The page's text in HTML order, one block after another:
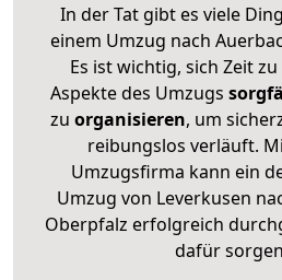
In der Tat gibt es viele
einem Umzug nach
Es ist wichtig, sich Zeit
Aspekte des Umzugs
zu organisieren, um
reibungslos verläuft.
Umzugsfirma kann ein
Umzug von Leverkusen
Oberpfalz erfolgreich
dafür